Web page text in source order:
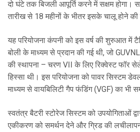
दो घंटे तक बिजली आपूर्ति करने में सक्षम होगा।
तारीख से 18 महीनों के भीतर इसके चालू होने की
यह परियोजना कंपनी को इस वर्ष की शुरुआत में
बोली के माध्यम से प्रदान की गई थी, जो
की स्थापना – चरण VII के लिए रिक्वेस्ट फॉर
हिस्सा थी। इस परियोजना को पावर सिस्टम
माध्यम से वायबिलिटी गैप फंडिंग (VGF) का भी
स्वतंत्र बैटरी स्टोरेज सिस्टम को उपयोगिताओं
एकीकरण को समर्थन देने और ग्रिड की